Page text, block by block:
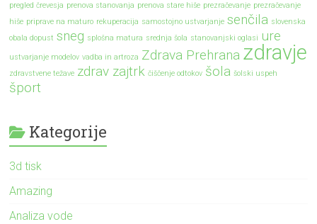
pregled črevesja prenova stanovanja prenova stare hiše prezračevanje prezračevanje
hiše priprave na maturo rekuperacija samostojno ustvarjanje senčila slovenska
obala dopust sneg splošna matura srednja šola stanovanjski oglasi ure
ustvarjanje modelov vadba in artroza Zdrava Prehrana zdravje
zdravstvene težave zdrav zajtrk čiščenje odtokov šola šolski uspeh
šport
Kategorije
3d tisk
Amazing
Analiza vode